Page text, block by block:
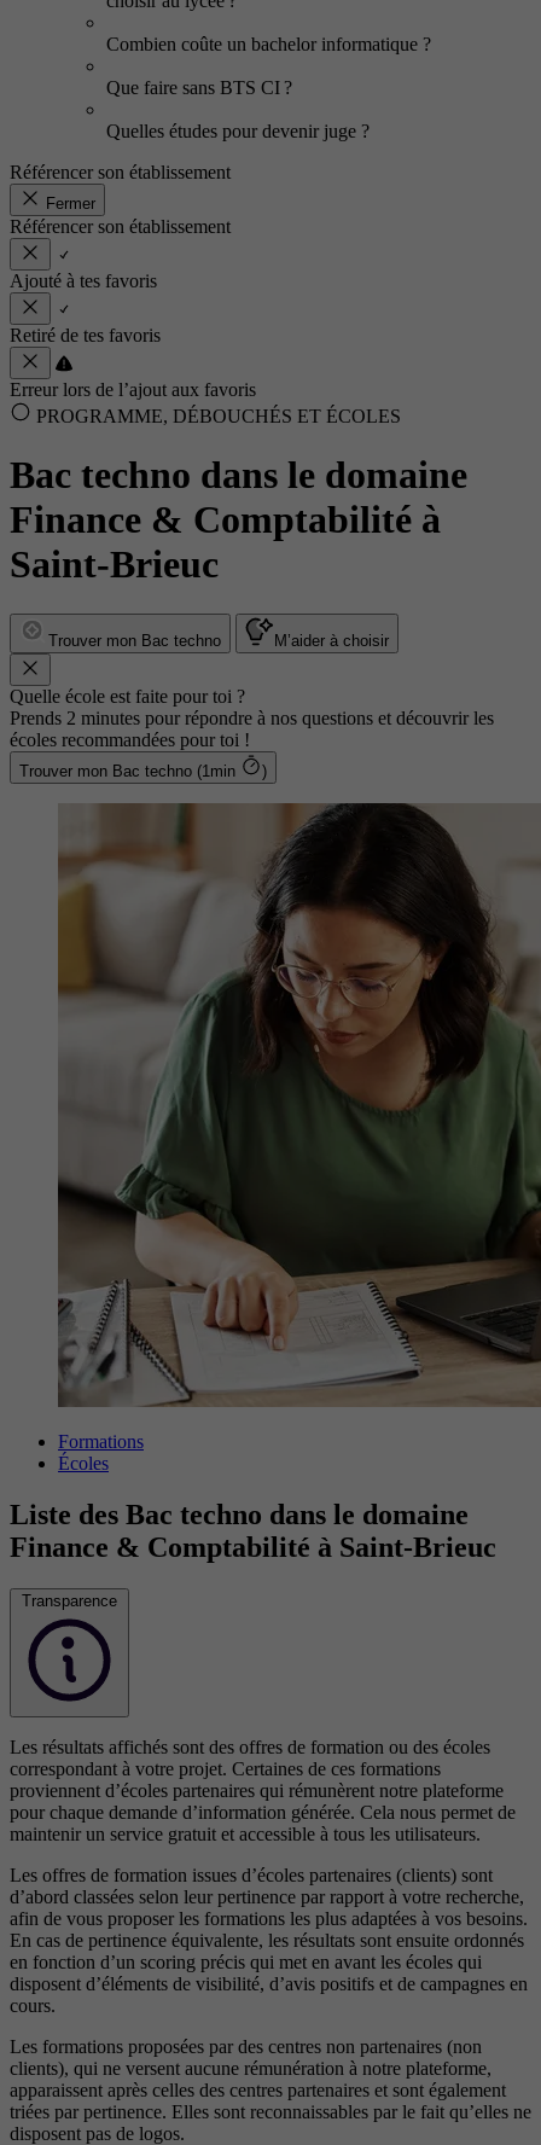
Combien coûte un bachelor informatique ?
Que faire sans BTS CI ?
Quelles études pour devenir juge ?
Référencer son établissement
Fermer
Référencer son établissement
Ajouté à tes favoris
Retiré de tes favoris
Erreur lors de l’ajout aux favoris
PROGRAMME, DÉBOUCHÉS ET ÉCOLES
Bac techno dans le domaine
Finance & Comptabilité à
Saint-Brieuc
Trouver mon Bac techno M’aider à choisir
Quelle école est faite pour toi ?
Prends 2 minutes pour répondre à nos questions et découvrir les
écoles recommandées pour toi !
Trouver mon Bac techno (1min )
Formations
Écoles
Liste des Bac techno dans le domaine
Finance & Comptabilité à Saint-Brieuc
Transparence
Les résultats affichés sont des offres de formation ou des écoles
correspondant à votre projet. Certaines de ces formations
proviennent d’écoles partenaires qui rémunèrent notre plateforme
pour chaque demande d’information générée. Cela nous permet de
maintenir un service gratuit et accessible à tous les utilisateurs.
Les offres de formation issues d’écoles partenaires (clients) sont
d’abord classées selon leur pertinence par rapport à votre recherche,
afin de vous proposer les formations les plus adaptées à vos besoins.
En cas de pertinence équivalente, les résultats sont ensuite ordonnés
en fonction d’un scoring précis qui met en avant les écoles qui
disposent d’éléments de visibilité, d’avis positifs et de campagnes en
cours.
Les formations proposées par des centres non partenaires (non
clients), qui ne versent aucune rémunération à notre plateforme,
apparaissent après celles des centres partenaires et sont également
triées par pertinence. Elles sont reconnaissables par le fait qu’elles ne
disposent pas de logos.